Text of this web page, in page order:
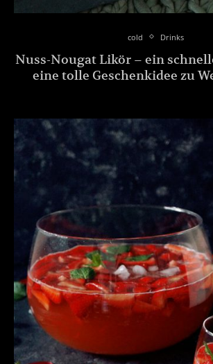
cold Drinks
Nuss-Nougat Likör – ein
eine tolle Geschenkidee zu